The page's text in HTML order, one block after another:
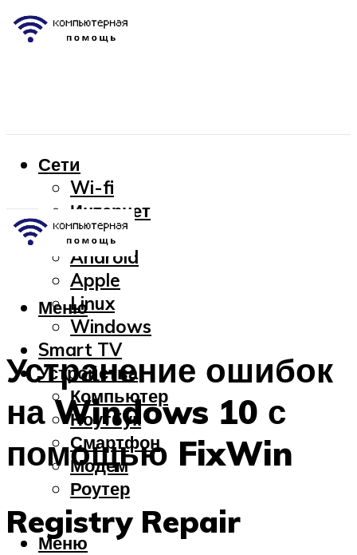
Сети
Wi-fi
Интернет
OC
Android
Apple
Linux
Windows
Smart TV
Устройства
Компьютер
Ноутбук
Смартфон
Модем
Роутер
Меню
Меню
Устранение ошибок
на Windows 10 с
помощью FixWin
Registry Repair